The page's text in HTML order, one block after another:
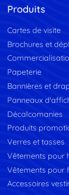
Produits
Cartes de visite
Brochures et
Papeterie
Bannières et
Panneaux
Décalcomanies
Produits
Verres et tasses
Vêtements pour
Vêtements pour
Accessoires